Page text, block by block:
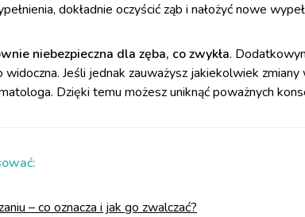
dokładnie oczyścić ząb i nałożyć nowe
niebezpieczna dla zęba, co zwykła.
widoczna. Jeśli jednak zauważysz jakiekolwiek
Dzięki temu możesz uniknąć poważnych
– co oznacza i jak go zwalczać?